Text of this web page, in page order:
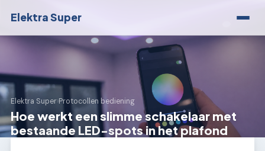
Elektra Super
Elektra Super›Protocollen bediening
Hoe werkt een slimme schakelaar met
bestaande LED-spots in het plafond